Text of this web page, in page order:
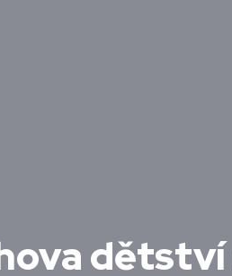
dětství